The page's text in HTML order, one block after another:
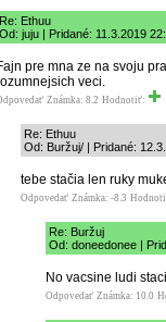
Re: Ethuu
Od: juju | Pridané: 11.3.2019
pre mna ze na svoju
veci.
Známka: 8.2 Hodnotiť:
Re: Ethuu
Od: Buržuj/ | Pridané:
tebe stačia len ruky
Odpovedať Známka: -8.3
Re: Buržuj
Od: doneedonee |
No vacsine ludi
Odpovedať Známka: 10.0